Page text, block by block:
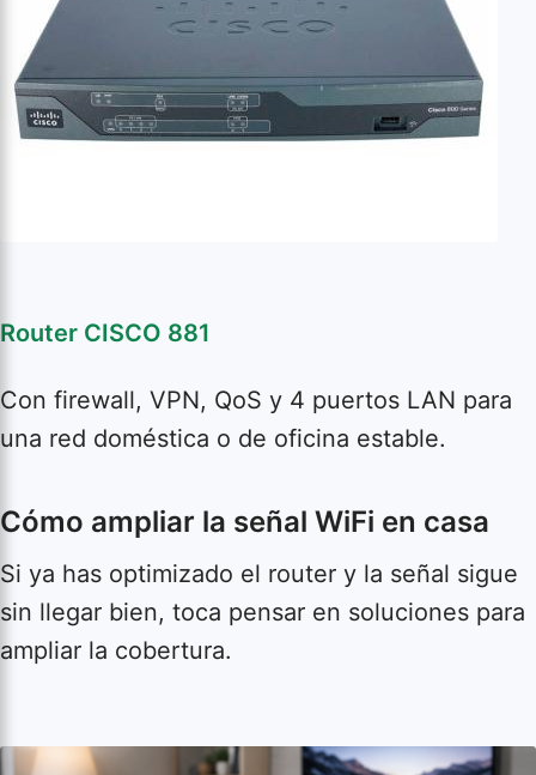
Router CISCO 881
Con firewall, VPN, QoS y 4 puertos LAN para
una red doméstica o de oficina estable.
Cómo ampliar la señal WiFi en casa
Si ya has optimizado el router y la señal sigue
sin llegar bien, toca pensar en soluciones para
ampliar la cobertura.